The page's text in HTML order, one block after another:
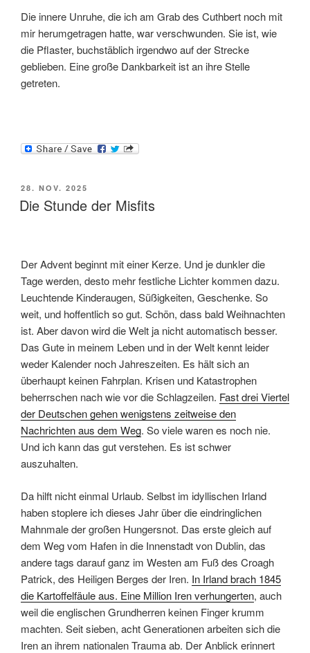
Die innere Unruhe, die ich am Grab des Cuthbert noch mit
mir herumgetragen hatte, war verschwunden. Sie ist, wie
die Pflaster, buchstäblich irgendwo auf der Strecke
geblieben. Eine große Dankbarkeit ist an ihre Stelle
getreten.
VERÖFFENTLICHT
AM
28. NOV. 2025
Die Stunde der Misfits
Der Advent beginnt mit einer Kerze. Und je dunkler die
Tage werden, desto mehr festliche Lichter kommen dazu.
Leuchtende Kinderaugen, Süßigkeiten, Geschenke. So
weit, und hoffentlich so gut. Schön, dass bald Weihnachten
ist. Aber davon wird die Welt ja nicht automatisch besser.
Das Gute in meinem Leben und in der Welt kennt leider
weder Kalender noch Jahreszeiten. Es hält sich an
überhaupt keinen Fahrplan. Krisen und Katastrophen
beherrschen nach wie vor die Schlagzeilen. Fast drei Viertel
der Deutschen gehen wenigstens zeitweise den
Nachrichten aus dem Weg. So viele waren es noch nie.
Und ich kann das gut verstehen. Es ist schwer
auszuhalten.
Da hilft nicht einmal Urlaub. Selbst im idyllischen Irland
haben stoplere ich dieses Jahr über die eindringlichen
Mahnmale der großen Hungersnot. Das erste gleich auf
dem Weg vom Hafen in die Innenstadt von Dublin, das
andere tags darauf ganz im Westen am Fuß des Croagh
Patrick, des Heiligen Berges der Iren. In Irland brach 1845
die Kartoffelfäule aus. Eine Million Iren verhungerten, auch
weil die englischen Grundherren keinen Finger krumm
machten. Seit sieben, acht Generationen arbeiten sich die
Iren an ihrem nationalen Trauma ab. Der Anblick erinnert